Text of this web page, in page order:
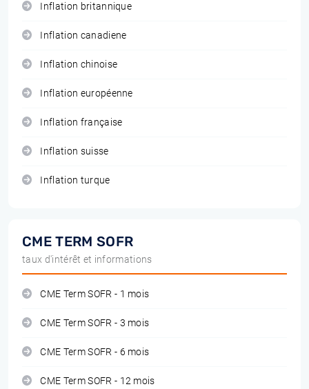
Inflation britannique
Inflation canadiene
Inflation chinoise
Inflation européenne
Inflation française
Inflation suisse
Inflation turque
CME TERM SOFR
taux d'intérêt et informations
CME Term SOFR - 1 mois
CME Term SOFR - 3 mois
CME Term SOFR - 6 mois
CME Term SOFR - 12 mois